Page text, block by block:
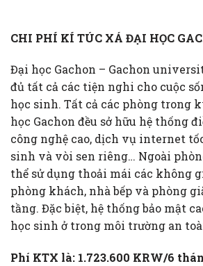
CHI PHÍ KÍ TÚC XÁ ĐẠI HỌC
Đại học Gachon – Gachon
đủ tất cả các tiện nghi cho cuộc
học sinh. Tất cả các phòng trong
học Gachon đều sở hữu hệ thống
công nghệ cao, dịch vụ internet
sinh và vòi sen riêng… Ngoài
thể sử dụng thoải mái các không
phòng khách, nhà bếp và phòng
tầng. Đặc biệt, hệ thống bảo mật
học sinh ở trong môi trường an
Phí KTX là: 1.723.600 KRW/6